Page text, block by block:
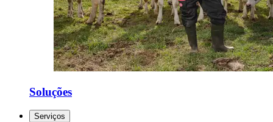
Soluções
Serviços